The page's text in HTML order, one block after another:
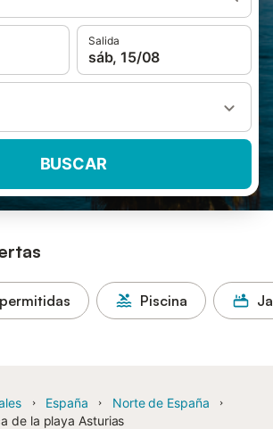
Salida
sáb, 15/08
BUSCAR
Piscina
España
Norte de España
de la playa Asturias